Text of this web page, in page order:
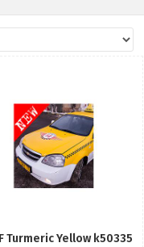
Turmeric Yellow k50335